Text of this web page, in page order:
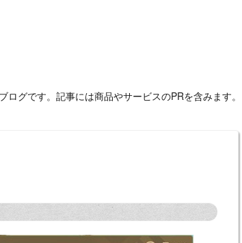
グです。記事には商品やサービスのPRを含みます。